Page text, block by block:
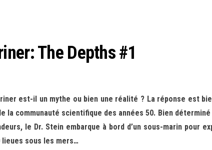
The Depths #1
est-il un mythe ou bien une réalité ? La réponse est
la communauté scientifique des années 50. Bien
le Dr. Stein embarque à bord d’un sous-marin pour
sous les mers…